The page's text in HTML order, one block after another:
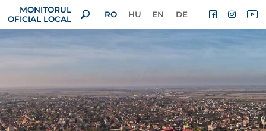
MONITORUL
OFICIAL LOCAL
RO HU EN DE